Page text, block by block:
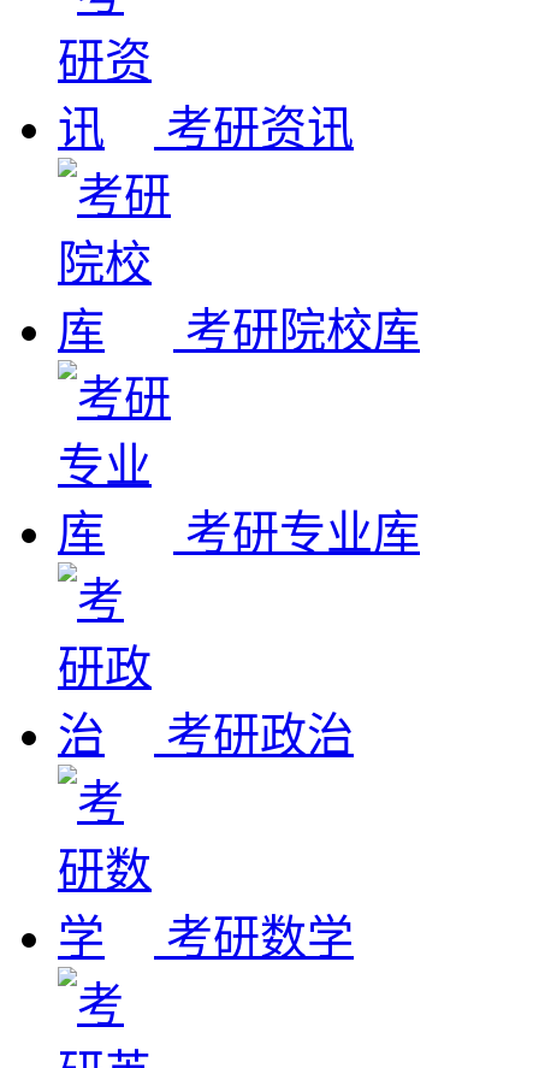
考研资讯
考研院校库
考研专业库
考研政治
考研数学